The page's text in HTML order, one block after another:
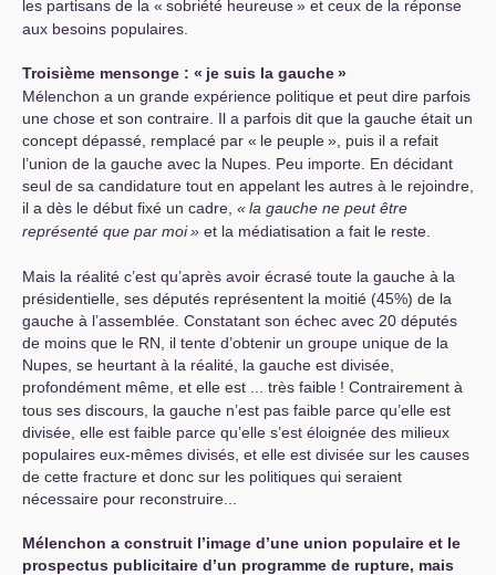
les partisans de la « sobriété heureuse» et ceux de la réponse
aux besoins populaires.
Troisième mensonge : « je suis la gauche»
Mélenchon a un grande expérience politique et peut dire parfois
une chose et son contraire. Il a parfois dit que la gauche était un
concept dépassé, remplacé par « le peuple», puis il a refait
l’union de la gauche avec la Nupes. Peu importe. En décidant
seul de sa candidature tout en appelant les autres à le rejoindre,
il a dès le début fixé un cadre, «la gauche ne peut être
représenté que par moi» et la médiatisation a fait le reste.
Mais la réalité c’est qu’après avoir écrasé toute la gauche à la
présidentielle, ses députés représentent la moitié (45%) de la
gauche à l’assemblée. Constatant son échec avec 20 députés
de moins que le RN , il tente d’obtenir un groupe unique de la
Nupes, se heurtant à la réalité, la gauche est divisée,
profondément même, et elle est ... très faible ! Contrairement à
tous ses discours, la gauche n’est pas faible parce qu’elle est
divisée, elle est faible parce qu’elle s’est éloignée des milieux
populaires eux-mêmes divisés, et elle est divisée sur les causes
de cette fracture et donc sur les politiques qui seraient
nécessaire pour reconstruire...
Mélenchon a construit l’image d’une union populaire et le
prospectus publicitaire d’un programme de rupture, mais